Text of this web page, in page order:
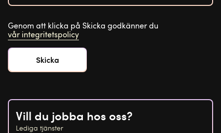
Genom att klicka på Skicka godkänner du
vår integritetspolicy
Vill du jobba hos oss?
Lediga tjänster